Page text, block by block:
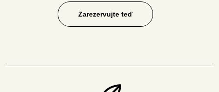
Zarezervujte teď